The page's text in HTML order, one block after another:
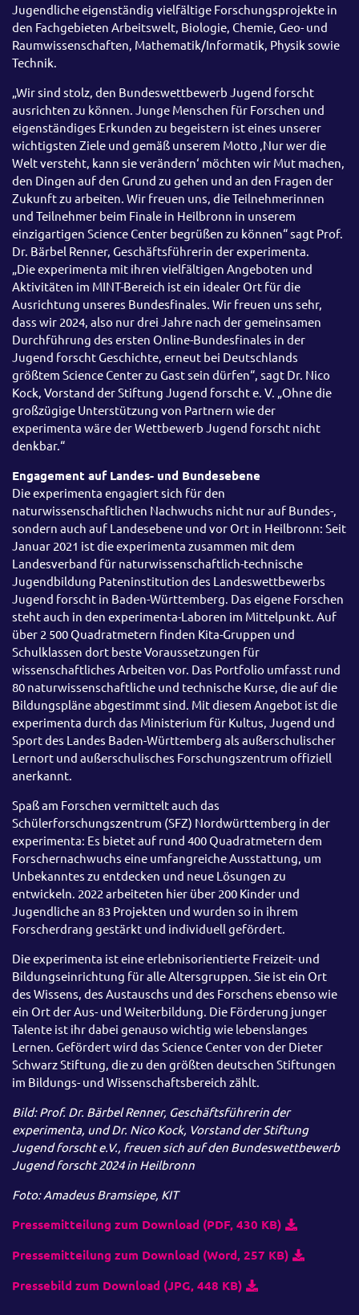
Jugendliche eigenständig vielfältige Forschungsprojekte in
den Fachgebieten Arbeitswelt, Biologie, Chemie, Geo- und
Raumwissenschaften, Mathematik/Informatik, Physik sowie
Technik.
„Wir sind stolz, den Bundeswettbewerb Jugend forscht
ausrichten zu können. Junge Menschen für Forschen und
eigenständiges Erkunden zu begeistern ist eines unserer
wichtigsten Ziele und gemäß unserem Motto ‚Nur wer die
Welt versteht, kann sie verändern‘ möchten wir Mut machen,
den Dingen auf den Grund zu gehen und an den Fragen der
Zukunft zu arbeiten. Wir freuen uns, die Teilnehmerinnen
und Teilnehmer beim Finale in Heilbronn in unserem
einzigartigen Science Center begrüßen zu können“ sagt Prof.
Dr. Bärbel Renner, Geschäftsführerin der experimenta.
„Die experimenta mit ihren vielfältigen Angeboten und
Aktivitäten im MINT-Bereich ist ein idealer Ort für die
Ausrichtung unseres Bundesfinales. Wir freuen uns sehr,
dass wir 2024, also nur drei Jahre nach der gemeinsamen
Durchführung des ersten Online-Bundesfinales in der
Jugend forscht Geschichte, erneut bei Deutschlands
größtem Science Center zu Gast sein dürfen“, sagt Dr. Nico
Kock, Vorstand der Stiftung Jugend forscht e. V. „Ohne die
großzügige Unterstützung von Partnern wie der
experimenta wäre der Wettbewerb Jugend forscht nicht
denkbar.“
Engagement auf Landes- und Bundesebene
Die experimenta engagiert sich für den
naturwissenschaftlichen Nachwuchs nicht nur auf Bundes-,
sondern auch auf Landesebene und vor Ort in Heilbronn: Seit
Januar 2021 ist die experimenta zusammen mit dem
Landesverband für naturwissenschaftlich-technische
Jugendbildung Pateninstitution des Landeswettbewerbs
Jugend forscht in Baden-Württemberg. Das eigene Forschen
steht auch in den experimenta-Laboren im Mittelpunkt. Auf
über 2 500 Quadratmetern finden Kita-Gruppen und
Schulklassen dort beste Voraussetzungen für
wissenschaftliches Arbeiten vor. Das Portfolio umfasst rund
80 naturwissenschaftliche und technische Kurse, die auf die
Bildungspläne abgestimmt sind. Mit diesem Angebot ist die
experimenta durch das Ministerium für Kultus, Jugend und
Sport des Landes Baden-Württemberg als außerschulischer
Lernort und außerschulisches Forschungszentrum offiziell
anerkannt.
Spaß am Forschen vermittelt auch das
Schülerforschungszentrum (SFZ) Nordwürttemberg in der
experimenta: Es bietet auf rund 400 Quadratmetern dem
Forschernachwuchs eine umfangreiche Ausstattung, um
Unbekanntes zu entdecken und neue Lösungen zu
entwickeln. 2022 arbeiteten hier über 200 Kinder und
Jugendliche an 83 Projekten und wurden so in ihrem
Forscherdrang gestärkt und individuell gefördert.
Die experimenta ist eine erlebnisorientierte Freizeit- und
Bildungseinrichtung für alle Altersgruppen. Sie ist ein Ort
des Wissens, des Austauschs und des Forschens ebenso wie
ein Ort der Aus- und Weiterbildung. Die Förderung junger
Talente ist ihr dabei genauso wichtig wie lebenslanges
Lernen. Gefördert wird das Science Center von der Dieter
Schwarz Stiftung, die zu den größten deutschen Stiftungen
im Bildungs- und Wissenschaftsbereich zählt.
Bild: Prof. Dr. Bärbel Renner, Geschäftsführerin der
experimenta, und Dr. Nico Kock, Vorstand der Stiftung
Jugend forscht e.V., freuen sich auf den Bundeswettbewerb
Jugend forscht 2024 in Heilbronn
Foto: Amadeus Bramsiepe, KIT
Pressemitteilung zum Download (PDF, 430 KB)
Pressemitteilung zum Download (Word, 257 KB)
Pressebild zum Download (JPG, 448 KB)